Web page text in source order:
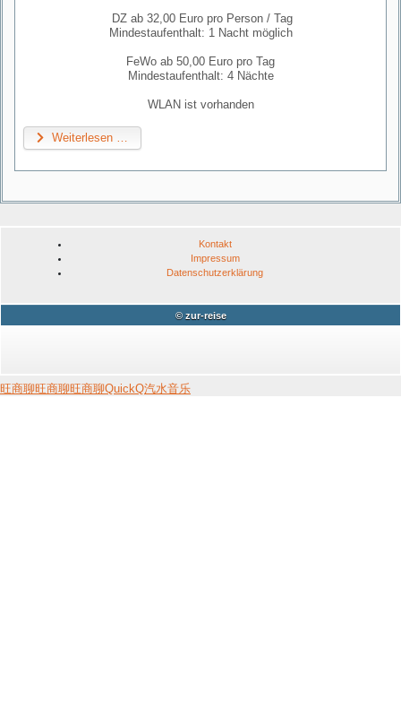
DZ ab 32,00 Euro pro Person / Tag
Mindestaufenthalt: 1 Nacht möglich
FeWo ab 50,00 Euro pro Tag
Mindestaufenthalt: 4 Nächte
WLAN ist vorhanden
Weiterlesen …
Kontakt
Impressum
Datenschutzerklärung
© zur-reise
旺商聊旺商聊旺商聊QuickQ汽水音乐